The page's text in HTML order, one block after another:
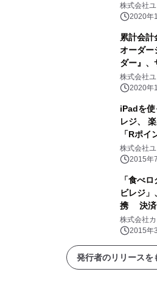
株式会社
2020年
累計会計
オーダー
ダー』、
株式会社
2020年
iPadを使
レジ、
「Rポ
株式会社
2015年
「食べ
ビレジ
携 決済
連携、
に 食べ
の両方利
実施
株式会社
リトラン
2015年
発行者のリリースを